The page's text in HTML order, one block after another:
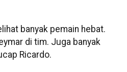
banyak pemain hebat.
di tim. Juga banyak
Ricardo.